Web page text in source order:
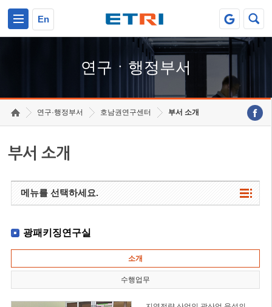
En
연구ㆍ행정부서
연구·행정부서 호남권연구센터 부서 소개
부서 소개
메뉴를 선택하세요.
광패키징연구실
소개
수행업무